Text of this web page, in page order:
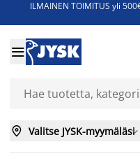
ILMAINEN TOIMITUS yli

 Valitse JYSK-myymäläsi